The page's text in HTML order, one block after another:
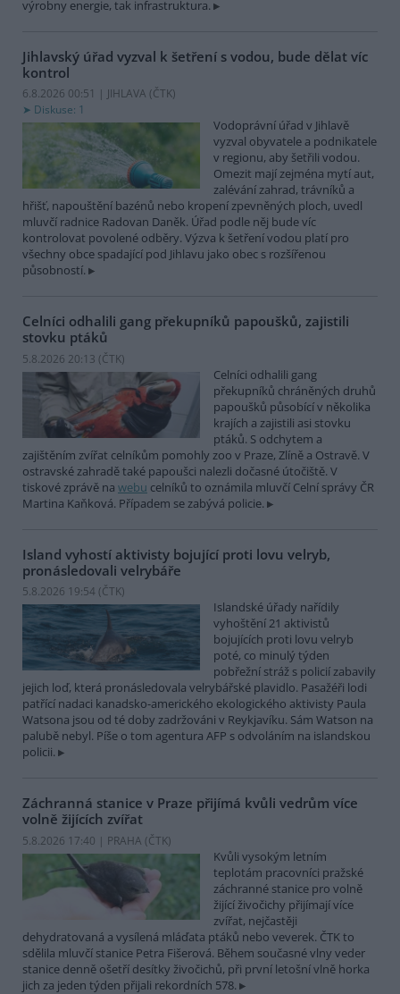
výrobny energie, tak infrastruktura.
Jihlavský úřad vyzval k šetření s vodou, bude dělat víc
kontrol
6.8.2026 00:51 | JIHLAVA (ČTK)
Diskuse: 1
Vodoprávní úřad v Jihlavě
vyzval obyvatele a podnikatele
v regionu, aby šetřili vodou.
Omezit mají zejména mytí aut,
zalévání zahrad, trávníků a
hřišť, napouštění bazénů nebo kropení zpevněných ploch, uvedl
mluvčí radnice Radovan Daněk. Úřad podle něj bude víc
kontrolovat povolené odběry. Výzva k šetření vodou platí pro
všechny obce spadající pod Jihlavu jako obec s rozšířenou
působností.
Celníci odhalili gang překupníků papoušků, zajistili
stovku ptáků
5.8.2026 20:13 (ČTK)
Celníci odhalili gang
překupníků chráněných druhů
papoušků působící v několika
krajích a zajistili asi stovku
ptáků. S odchytem a
zajištěním zvířat celníkům pomohly zoo v Praze, Zlíně a Ostravě. V
ostravské zahradě také papoušci nalezli dočasné útočiště. V
tiskové zprávě na webu celníků to oznámila mluvčí Celní správy ČR
Martina Kaňková. Případem se zabývá policie.
Island vyhostí aktivisty bojující proti lovu velryb,
pronásledovali velrybáře
5.8.2026 19:54 (ČTK)
Islandské úřady nařídily
vyhoštění 21 aktivistů
bojujících proti lovu velryb
poté, co minulý týden
pobřežní stráž s policií zabavily
jejich loď, která pronásledovala velrybářské plavidlo. Pasažéři lodi
patřící nadaci kanadsko-amerického ekologického aktivisty Paula
Watsona jsou od té doby zadržováni v Reykjavíku. Sám Watson na
palubě nebyl. Píše o tom agentura AFP s odvoláním na islandskou
policii.
Záchranná stanice v Praze přijímá kvůli vedrům více
volně žijících zvířat
5.8.2026 17:40 | PRAHA (ČTK)
Kvůli vysokým letním
teplotám pracovníci pražské
záchranné stanice pro volně
žijící živočichy přijímají více
zvířat, nejčastěji
dehydratovaná a vysílená mláďata ptáků nebo veverek. ČTK to
sdělila mluvčí stanice Petra Fišerová. Během současné vlny veder
stanice denně ošetří desítky živočichů, při první letošní vlně horka
jich za jeden týden přijali rekordních 578.